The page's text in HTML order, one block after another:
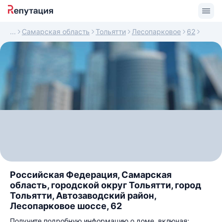
Самарская область Тольятти Лесопарковое 62
Российская Федерация, Самарская
область, городской округ Тольятти, город
Тольятти, Автозаводский район,
Лесопарковое шоссе, 62